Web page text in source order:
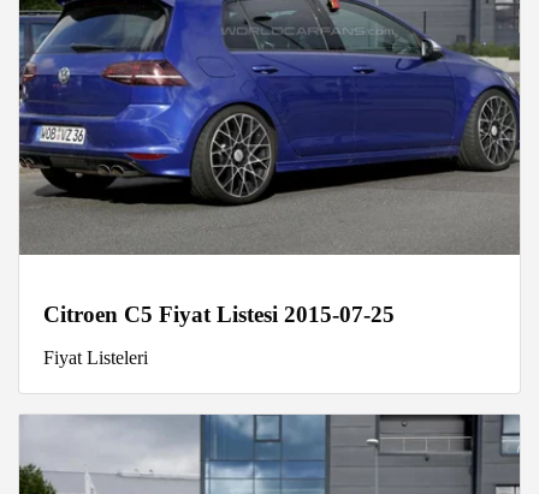
Citroen C5 Fiyat Listesi 2015-07-25
Fiyat Listeleri